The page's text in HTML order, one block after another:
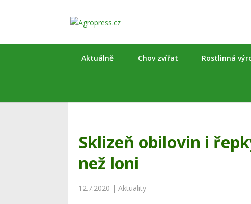
Aktuálně Chov zvířat Rostlinná
Sklizeň obilovin i
než loni
12.7.2020 |Aktuality